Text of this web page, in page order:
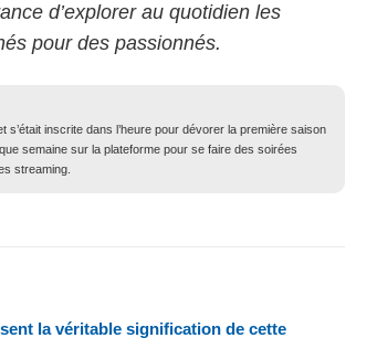
d’explorer au quotidien les
pour des passionnés.
s’était inscrite dans l’heure pour dévorer la première saison
semaine sur la plateforme pour se faire des soirées
streaming.
la véritable signification de cette